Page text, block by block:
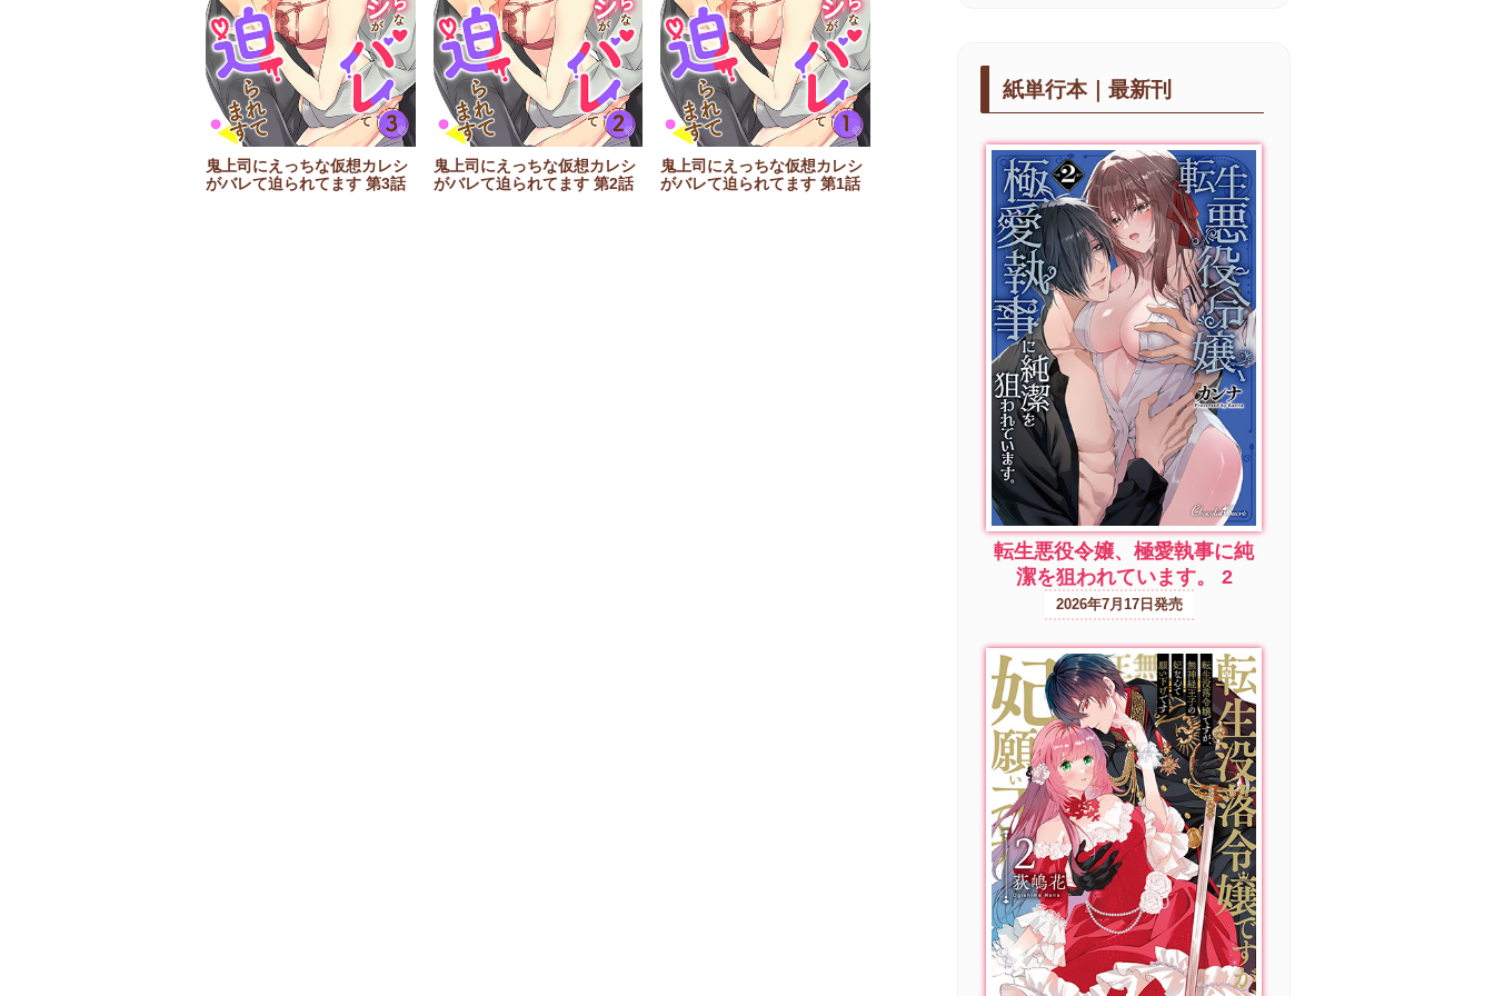
鬼上司にえっちな仮想カレシ
がバレて迫られてます 第3話
鬼上司にえっちな仮想カレシ
がバレて迫られてます 第2話
鬼上司にえっちな仮想カレシ
がバレて迫られてます 第1話
紙単行本｜最新刊
転生悪役令嬢、極愛執事に純
潔を狙われています。 2
2026年7月17日